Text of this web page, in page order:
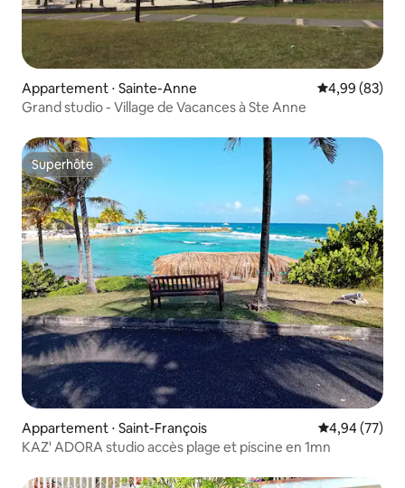
Appartement ⋅ Sainte-Anne Évaluation
4,99 (83)
Grand studio - Village de Vacances à Ste Anne
Superhôte
Superhôte
Appartement ⋅ Saint-François Évaluation
4,94 (77)
KAZ' ADORA studio accès plage et piscine en 1mn